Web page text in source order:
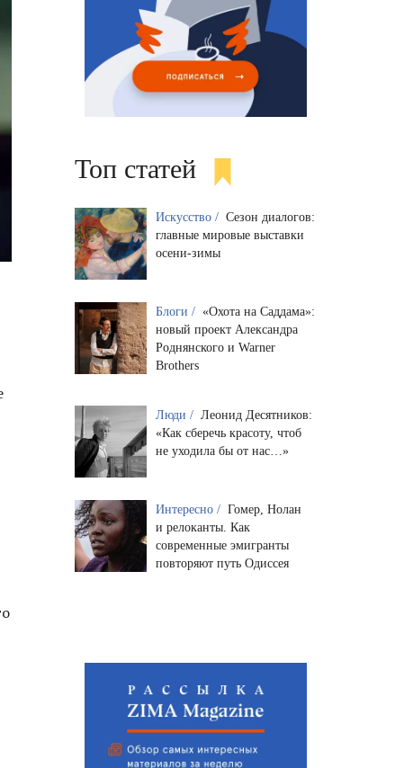
Топ статей
Искусство / Сезон диалогов:
главные мировые выставки
осени-зимы
Блоги / «Охота на Саддама»:
новый проект Александра
Роднянского и Warner
Brothers
Люди / Леонид Десятников:
«Как сберечь красоту, чтоб
не уходила бы от нас…»
Интересно / Гомер, Нолан
и релоканты. Как
современные эмигранты
повторяют путь Одиссея